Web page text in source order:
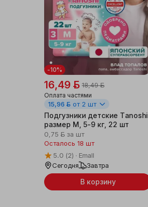
-10%
16,49 ƃ 18,49 ƃ
Оплата частями
15,96 ƃ от 2 шт
Подгузники детские Tanoshi
размер M, 5-9 кг, 22 шт
0,75 ƃ за шт
Осталось 18 шт
5.0 (2)
Emall
Сегодня
Завтра
В корзину